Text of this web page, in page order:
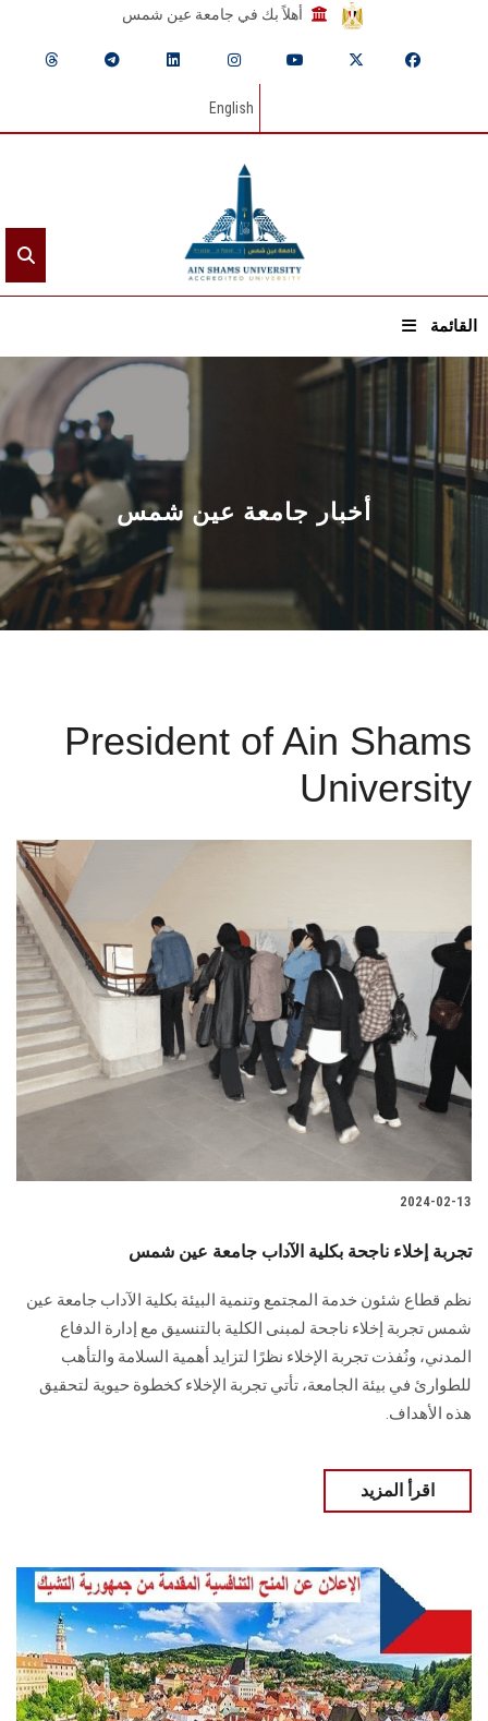
أهلاً بك في جامعة عين شمس
English
القائمة
الرئيسيـة
عن الجامعة
القطاعـات
الشئون الأكاديمية
البحث العلمي
المراكز والوحدات
الإعلام
تواصل معنا
الطلاب
هيئة التدريس
الدراسات العليا
سجل الان
أخبار جامعة عين شمس
President of Ain Shams
University
2024-02-13
تجربة إخلاء ناجحة بكلية الآداب جامعة عين شمس
نظم قطاع شئون خدمة المجتمع وتنمية البيئة بكلية الآداب جامعة عين
شمس تجربة إخلاء ناجحة ‏لمبنى الكلية بالتنسيق مع إدارة الدفاع
المدني، و‏نُفذت تجربة الإخلاء نظرًا لتزايد أهمية السلامة والتأهب
للطوارئ في بيئة الجامعة، تأتي تجربة ‏الإخلاء كخطوة حيوية لتحقيق
هذه الأهداف.
اقرأ المزيد